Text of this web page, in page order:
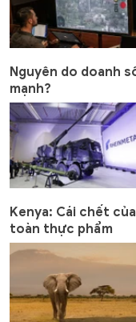
Nguyên do doanh
mạnh?
Kenya: Cái chết
toàn thực phẩm